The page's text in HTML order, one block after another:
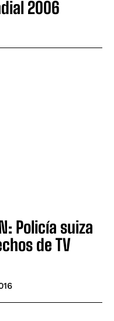
2006
Policía suiza
de TV